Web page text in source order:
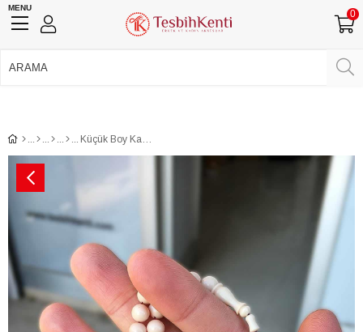
MENU
0
Küçük Boy Kanayan Bağa Sıkma Kehribar Tesbih